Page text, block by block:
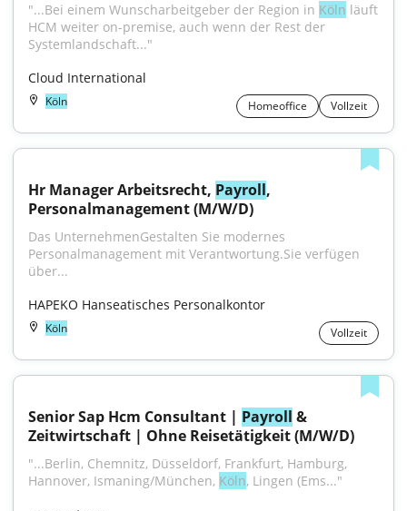
"...Bei einem Wunscharbeitgeber der Region in Köln läuft
HCM weiter on-premise, auch wenn der Rest der
Systemlandschaft..."
Cloud International
Köln Homeoffice Vollzeit
Hr Manager Arbeitsrecht, Payroll,
Personalmanagement (M/W/D)
Das UnternehmenGestalten Sie modernes
Personalmanagement mit Verantwortung.Sie verfügen
über...
HAPEKO Hanseatisches Personalkontor
Köln Vollzeit
Senior Sap Hcm Consultant | Payroll &
Zeitwirtschaft | Ohne Reisetätigkeit (M/W/D)
"...Berlin, Chemnitz, Düsseldorf, Frankfurt, Hamburg,
Hannover, Ismaning/München, Köln, Lingen (Ems..."